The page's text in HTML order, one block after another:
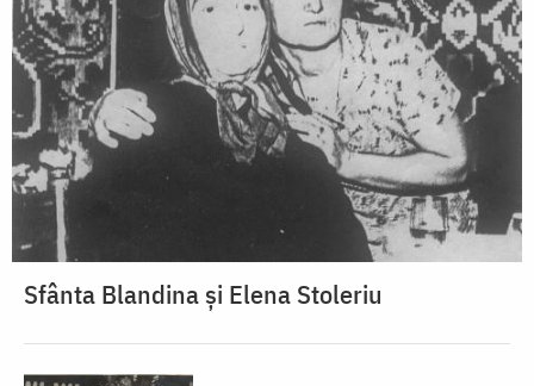
Sfânta Blandina și Elena Stoleriu